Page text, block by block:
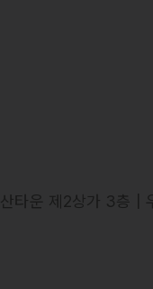
타운 제2상가 3층 |